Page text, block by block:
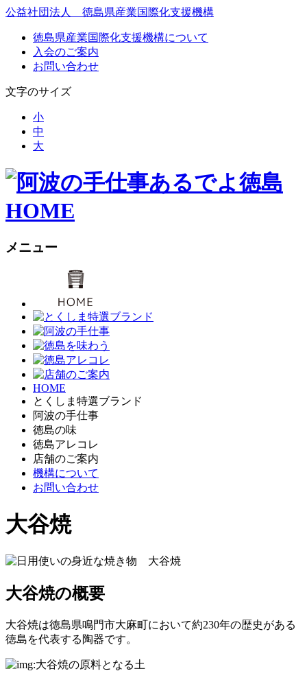
公益社団法人 徳島県産業国際化支援機構
徳島県産業国際化支援機構について
入会のご案内
お問い合わせ
文字のサイズ
小
中
大
あるでよ徳島
HOME
メニュー
HOME
とくしま特選ブランド
阿波の手仕事
徳島の味
徳島アレコレ
店舗のご案内
機構について
お問い合わせ
大谷焼
大谷焼の概要
大谷焼は徳島県鳴門市大麻町において約230年の歴史がある
徳島を代表する陶器です。